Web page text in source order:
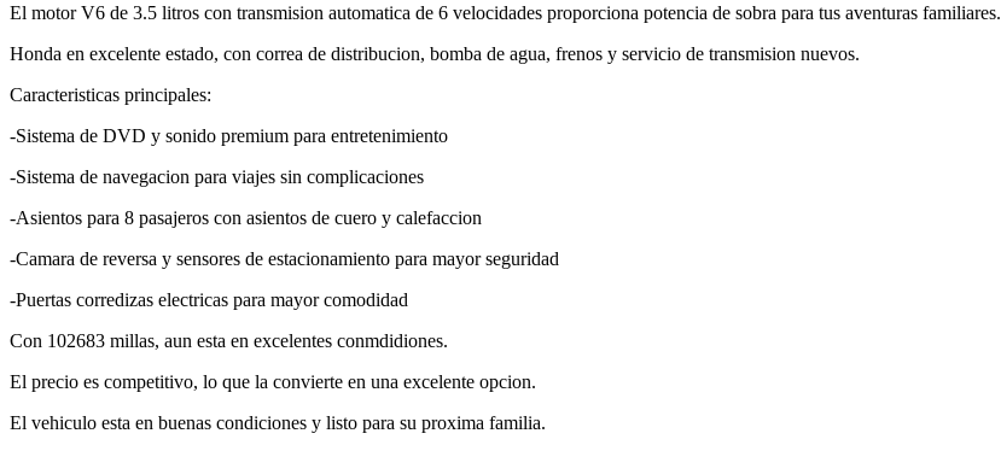
El motor V6 de 3.5 litros con transmision automatica de 6 velocidades proporciona potencia de sobra para tus aventuras familiares.
Honda en excelente estado, con correa de distribucion, bomba de agua, frenos y servicio de transmision nuevos.
Caracteristicas principales:
-Sistema de DVD y sonido premium para entretenimiento
-Sistema de navegacion para viajes sin complicaciones
-Asientos para 8 pasajeros con asientos de cuero y calefaccion
-Camara de reversa y sensores de estacionamiento para mayor seguridad
-Puertas corredizas electricas para mayor comodidad
Con 102683 millas, aun esta en excelentes conmdidiones.
El precio es competitivo, lo que la convierte en una excelente opcion.
El vehiculo esta en buenas condiciones y listo para su proxima familia.